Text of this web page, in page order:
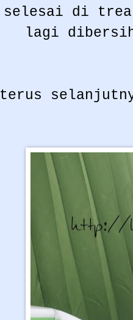
selesai di
lagi
terus